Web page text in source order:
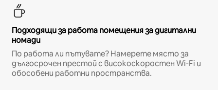
Подходящи за работа помещения за дигитални
номади
По работа ли пътувате? Намерете място за
дългосрочен престой с високоскоростен Wi-Fi и
обособени работни пространства.